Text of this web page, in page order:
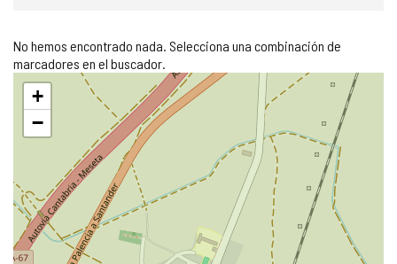
No hemos encontrado nada. Selecciona una combinación de
marcadores en el buscador.
Saltar
mapa
+
−